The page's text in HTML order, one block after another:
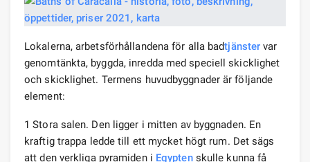
Lokalerna, arbetsförhållandena för alla badtjänster var
genomtänkta, byggda, inredda med speciell skicklighet
och skicklighet. Termens huvudbyggnader är följande
element:
1 Stora salen. Den ligger i mitten av byggnaden. En
kraftig trappa ledde till ett mycket högt rum. Det sägs
att den verkliga pyramiden i Egyptenskulle kunna få